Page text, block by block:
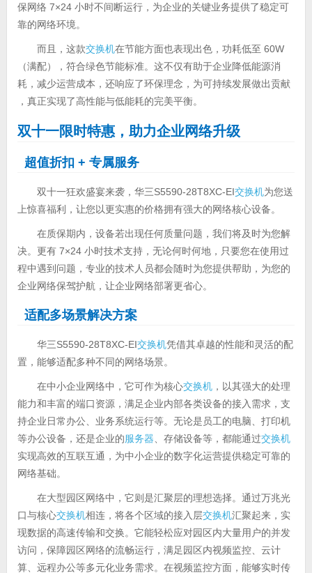
保网络 7×24 小时不间断运行，为企业的关键业务提供了稳定可
靠的网络环境。
而且，这款交换机在节能方面也表现出色，功耗低至 60W
（满配），符合绿色节能标准。这不仅有助于企业降低能源消
耗，减少运营成本，还响应了环保理念，为可持续发展做出贡献
，真正实现了高性能与低能耗的完美平衡。
双十一限时特惠，助力企业网络升级
超值折扣 + 专属服务
双十一狂欢盛宴来袭，华三S5590-28T8XC-EI交换机为您送
上惊喜福利，让您以更实惠的价格拥有强大的网络核心设备。
在质保期内，设备若出现任何质量问题，我们将及时为您解
决。更有 7×24 小时技术支持，无论何时何地，只要您在使用过
程中遇到问题，专业的技术人员都会随时为您提供帮助，为您的
企业网络保驾护航，让企业网络部署更省心。
适配多场景解决方案
华三S5590-28T8XC-EI交换机凭借其卓越的性能和灵活的配
置，能够适配多种不同的网络场景。
在中小企业网络中，它可作为核心交换机，以其强大的处理
能力和丰富的端口资源，满足企业内部各类设备的接入需求，支
持企业日常办公、业务系统运行等。无论是员工的电脑、打印机
等办公设备，还是企业的服务器 、存储设备等，都能通过交换机
实现高效的互联互通，为中小企业的数字化运营提供稳定可靠的
网络基础。
在大型园区网络中，它则是汇聚层的理想选择。通过万兆光
口与核心交换机相连，将各个区域的接入层交换机汇聚起来，实
现数据的高速传输和交换。它能轻松应对园区内大量用户的并发
访问，保障园区网络的流畅运行，满足园区内视频监控、云计
算、远程办公等多元化业务需求。在视频监控方面，能够实时传